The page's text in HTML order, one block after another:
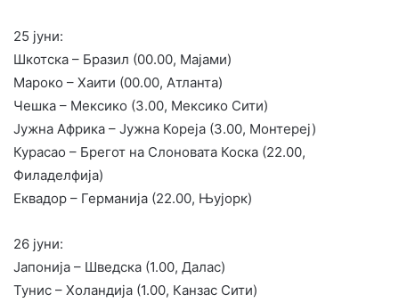
25 јуни:
Шкотска – Бразил (00.00, Мајами)
Мароко – Хаити (00.00, Атланта)
Чешка – Мексико (3.00, Мексико Сити)
Јужна Африка – Јужна Кореја (3.00, Монтереј)
Курасао – Брегот на Слоновата Коска (22.00,
Филаделфија)
Еквадор – Германија (22.00, Њујорк)
26 јуни:
Јапонија – Шведска (1.00, Далас)
Тунис – Холандија (1.00, Канзас Сити)